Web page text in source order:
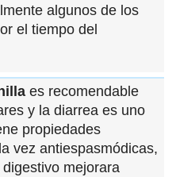
algunos de los
el tiempo del
es recomendable
y la diarrea es uno
propiedades
vez antiespasmódicas,
mejorara